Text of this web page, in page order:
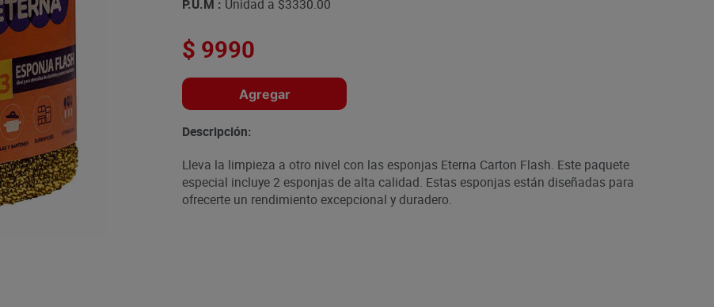
P.U.M : Unidad a $3330.00
$ 9990
Agregar
Descripción:
Lleva la limpieza a otro nivel con las esponjas Eterna Carton Flash. Este paquete
especial incluye 2 esponjas de alta calidad. Estas esponjas están diseñadas para
ofrecerte un rendimiento excepcional y duradero.